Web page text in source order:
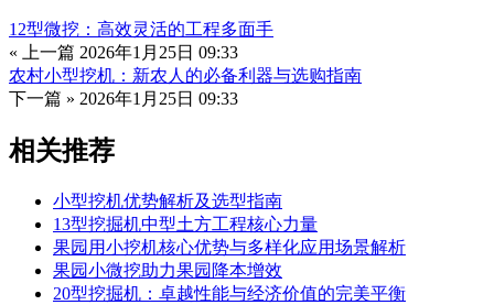
12型微挖：高效灵活的工程多面手
« 上一篇 2026年1月25日 09:33
农村小型挖机：新农人的必备利器与选购指南
下一篇 » 2026年1月25日 09:33
相关推荐
小型挖机优势解析及选型指南
13型挖掘机中型土方工程核心力量
果园用小挖机核心优势与多样化应用场景解析
果园小微挖助力果园降本增效
20型挖掘机：卓越性能与经济价值的完美平衡